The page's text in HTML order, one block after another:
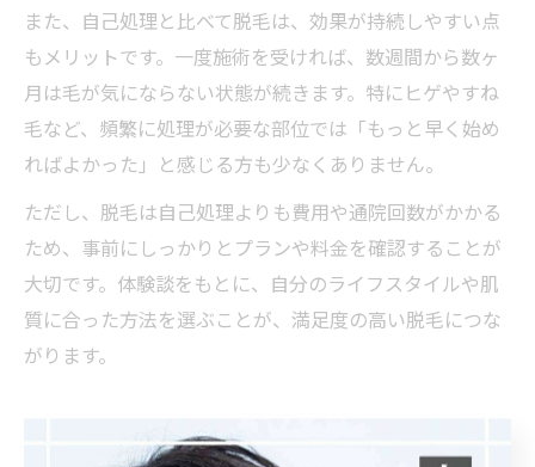
また、自己処理と比べて脱毛は、効果が持続しやすい点
もメリットです。一度施術を受ければ、数週間から数ヶ
月は毛が気にならない状態が続きます。特にヒゲやすね
毛など、頻繁に処理が必要な部位では「もっと早く始め
ればよかった」と感じる方も少なくありません。
ただし、脱毛は自己処理よりも費用や通院回数がかかる
ため、事前にしっかりとプランや料金を確認することが
大切です。体験談をもとに、自分のライフスタイルや肌
質に合った方法を選ぶことが、満足度の高い脱毛につな
がります。